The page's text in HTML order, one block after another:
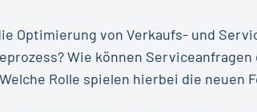
Optimierung von Verkaufs- und
Wie können
Rolle spielen hierbei die neuen